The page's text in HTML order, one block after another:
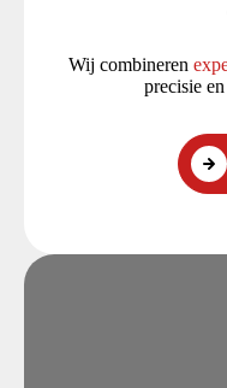
Wij combineren
precisie